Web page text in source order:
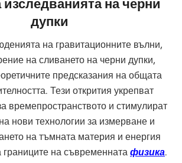
изследванията на черни
дупки
на гравитационните вълни,
на сливането на черни дупки,
предсказания на общата
Тези открития укрепват
времепространството и стимулират
нови технологии за измерване и
на тъмната материя и енергия
на съвременнатафизика.